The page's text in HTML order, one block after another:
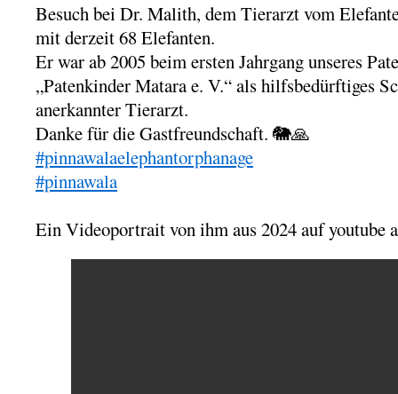
Besuch bei Dr. Malith, dem Tierarzt vom
mit derzeit 68 Elefanten.
Er war ab 2005 beim ersten Jahrgang unseres
„Patenkinder Matara e. V.“ als hilfsbedürftiges
anerkannter Tierarzt.
Danke für die Gastfreundschaft. 🐘🙏
#pinnawalaelephantorphanage
#pinnawala
Ein Videoportrait von ihm aus 2024 auf youtube